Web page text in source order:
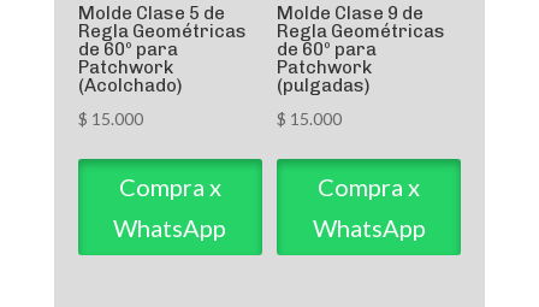
Molde Clase 5 de
Regla Geométricas
de 60º para
Patchwork
(Acolchado)
$ 15.000
Compra x
WhatsApp
Molde Clase 9 de
Regla Geométricas
de 60º para
Patchwork
(pulgadas)
$ 15.000
Compra x
WhatsApp